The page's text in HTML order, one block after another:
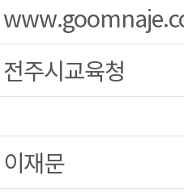
전주시교육청
이재문